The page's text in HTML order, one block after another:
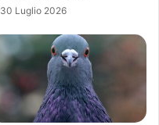
30 Luglio 2026